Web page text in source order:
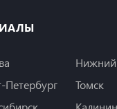
Петербург
Томск